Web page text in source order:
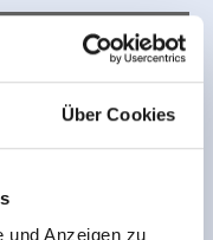
Über Cookies
und Anzeigen zu